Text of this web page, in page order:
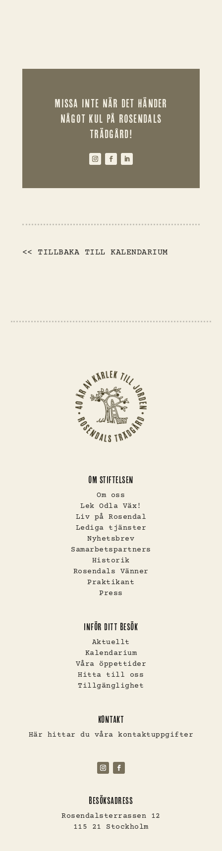
MISSA INTE NÄR DET HÄNDER
NÅGOT KUL PÅ ROSENDALS
TRÄDGÅRD!
<< TILLBAKA TILL KALENDARIUM
OM STIFTELSEN
Om oss
Lek Odla Väx!
Liv på Rosendal
Lediga tjänster
Nyhetsbrev
Samarbetspartners
Historik
Rosendals Vänner
Praktikant
Press
INFÖR DITT BESÖK
Aktuellt
Kalendarium
Våra öppettider
Hitta till oss
Tillgänglighet
KONTAKT
Här hittar du våra kontaktuppgifter
BESÖKSADRESS
Rosendalsterrassen 12
115 21 Stockholm